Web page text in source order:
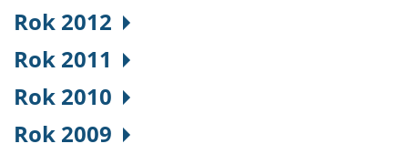
Rok 2012
Rok 2011
Rok 2010
Rok 2009